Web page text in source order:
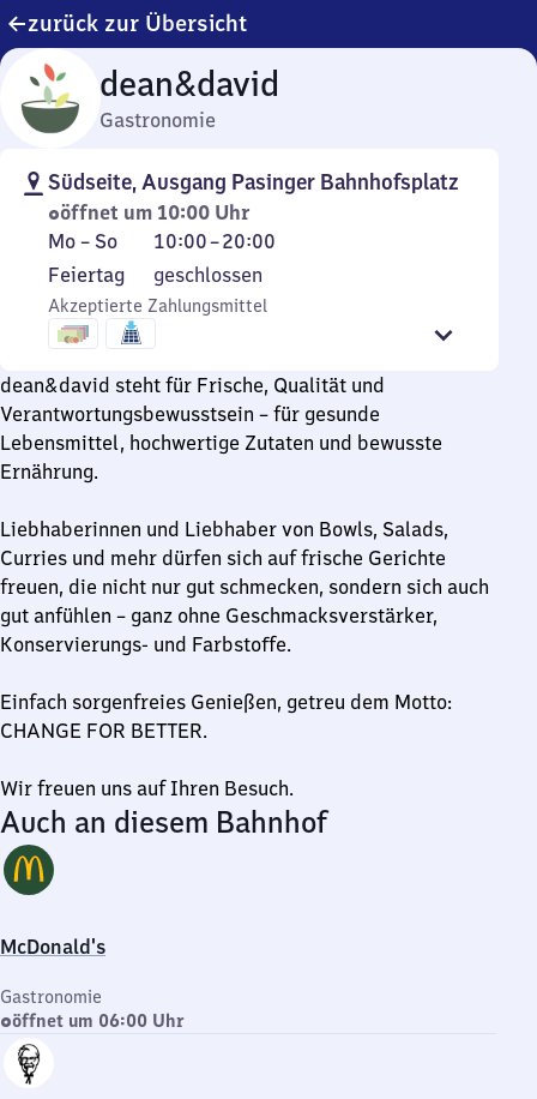
zurück zur Übersicht
dean&david
Gastronomie
Südseite, Ausgang Pasinger Bahnhofsplatz
öffnet um 10:00 Uhr
Montag
bis
Sonntag
Mo – So 10:00–20:00
Von
10
Uhr
bis
20
Uhr
Feiertag
Feiertag geschlossen
Akzeptierte Zahlungsmittel
dean&david steht für Frische, Qualität und
Verantwortungsbewusstsein – für gesunde
Lebensmittel, hochwertige Zutaten und bewusste
Ernährung.
Liebhaberinnen und Liebhaber von Bowls, Salads,
Curries und mehr dürfen sich auf frische Gerichte
freuen, die nicht nur gut schmecken, sondern sich auch
gut anfühlen – ganz ohne Geschmacksverstärker,
Konservierungs- und Farbstoffe.
Einfach sorgenfreies Genießen, getreu dem Motto:
CHANGE FOR BETTER.
Wir freuen uns auf Ihren Besuch.
Auch an diesem Bahnhof
McDonald's
Gastronomie
öffnet um 06:00 Uhr